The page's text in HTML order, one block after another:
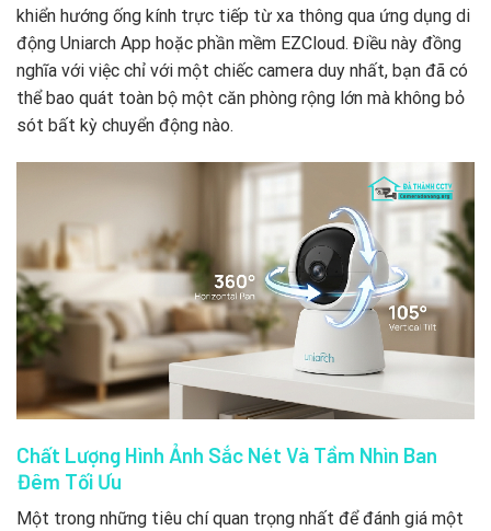
khiển hướng ống kính trực tiếp từ xa thông qua ứng dụng di
động Uniarch App hoặc phần mềm EZCloud. Điều này đồng
nghĩa với việc chỉ với một chiếc camera duy nhất, bạn đã có
thể bao quát toàn bộ một căn phòng rộng lớn mà không bỏ
sót bất kỳ chuyển động nào.
Chất Lượng Hình Ảnh Sắc Nét Và Tầm Nhìn Ban
Đêm Tối Ưu
Một trong những tiêu chí quan trọng nhất để đánh giá một